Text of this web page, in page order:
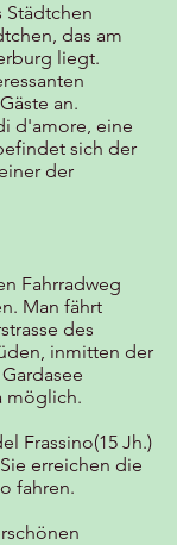
Städtchen
das am
liegt.
an.
d'amore, eine
sich der
der
Fahrradweg
Man fährt
des
inmitten der
möglich.
Frassino(15 Jh.)
erreichen die
fahren.